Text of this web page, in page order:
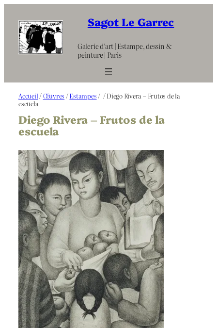
contenu
Sagot Le Garrec
Galerie d’art | Estampe, dessin &
peinture | Paris
Accueil /Œuvres /Estampes / / Diego Rivera – Frutos de la
escuela
Diego Rivera – Frutos de la
escuela